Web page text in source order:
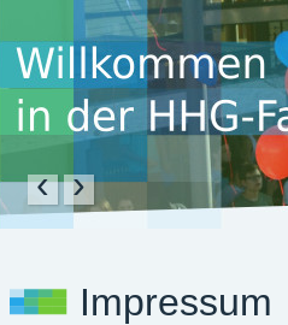
Beratung
Schulleben
Service
‹ ›
Impressum